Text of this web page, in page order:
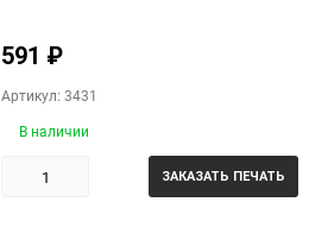
591 ₽
Артикул: 3431
В наличии
ЗАКАЗАТЬ ПЕЧАТЬ